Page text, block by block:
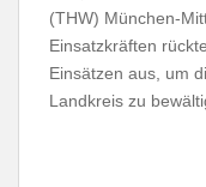
(THW) München-
Einsatzkräften
Einsätzen aus, um
Landkreis zu